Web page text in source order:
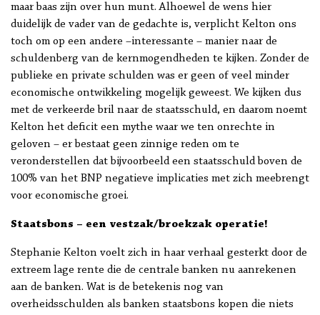
maar baas zijn over hun munt. Alhoewel de wens hier
duidelijk de vader van de gedachte is, verplicht Kelton ons
toch om op een andere –interessante – manier naar de
schuldenberg van de kernmogendheden te kijken. Zonder de
publieke en private schulden was er geen of veel minder
economische ontwikkeling mogelijk geweest. We kijken dus
met de verkeerde bril naar de staatsschuld, en daarom noemt
Kelton het deficit een mythe waar we ten onrechte in
geloven – er bestaat geen zinnige reden om te
veronderstellen dat bijvoorbeeld een staatsschuld boven de
100% van het BNP negatieve implicaties met zich meebrengt
voor economische groei.
Staatsbons – een vestzak/broekzak operatie!
Stephanie Kelton voelt zich in haar verhaal gesterkt door de
extreem lage rente die de centrale banken nu aanrekenen
aan de banken. Wat is de betekenis nog van
overheidsschulden als banken staatsbons kopen die niets